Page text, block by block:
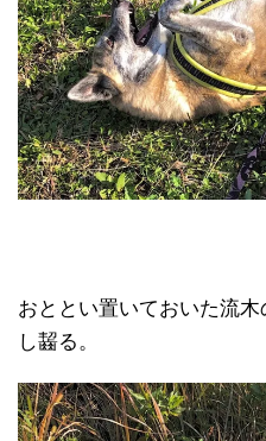
おととい置いておいた流
し齧る。